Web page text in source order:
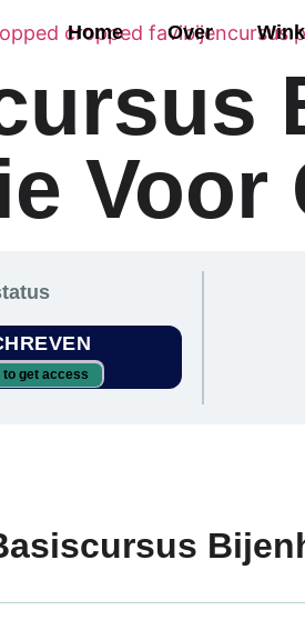
Home Over
Voor
get access